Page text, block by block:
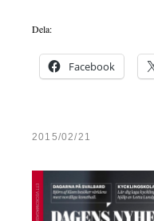
Dela:
Facebook
2015/02/21